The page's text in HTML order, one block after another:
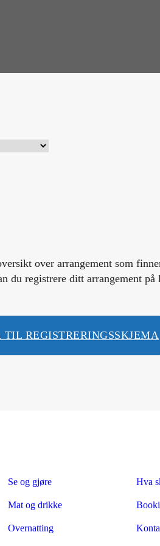
over arrangement som
du registrere ditt arrangement på
TIL REGISTRERINGSSKJEMA
Se og gjøre
Mat og drikke
Overnatting
Hva